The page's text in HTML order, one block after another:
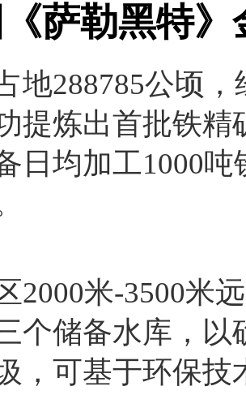
萨勒黑特
地288785公顷
提炼出首批铁
日均加工1000
2000米-3500米
个储备水库，
，可基于环保技